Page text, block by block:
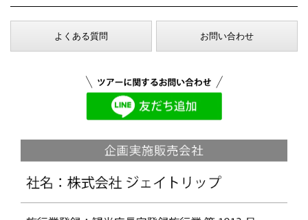
よくある質問 お問い合わせ